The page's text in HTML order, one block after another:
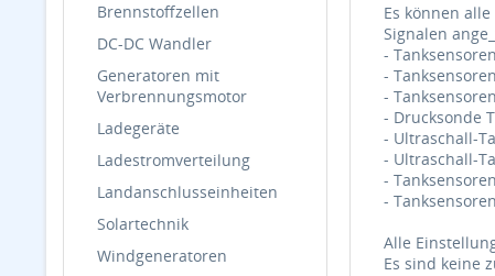
Brennstoffzellen
DC-DC Wandler
Generatoren mit
Verbrennungsmotor
Ladegeräte
Ladestromverteilung
Landanschlusseinheiten
Solartechnik
Windgeneratoren
Es können
Signalen
-
-
-
- Drucksonde
- Ultraschall-
- Ultraschall-
-
-
Alle
Es sind keine